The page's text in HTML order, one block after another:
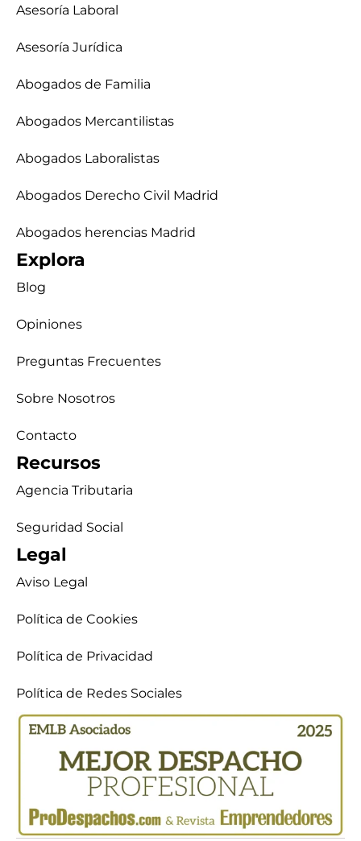
Asesoría Laboral
Asesoría Jurídica
Abogados de Familia
Abogados Mercantilistas
Abogados Laboralistas
Abogados Derecho Civil Madrid
Abogados herencias Madrid
Explora
Blog
Opiniones
Preguntas Frecuentes
Sobre Nosotros
Contacto
Recursos
Agencia Tributaria
Seguridad Social
Legal
Aviso Legal
Política de Cookies
Política de Privacidad
Política de Redes Sociales